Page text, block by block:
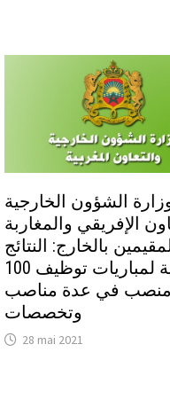
الشؤون الخارجية
الإفريقي والمغاربة
بالخارج: النتائج
النهائية لمباريات توظيف 100
منصب في عدة مناصب
وتخصصات
28 mai 2021